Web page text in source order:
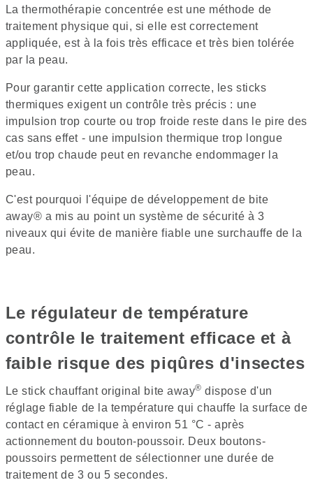
La thermothérapie concentrée est une méthode de
traitement physique qui, si elle est correctement
appliquée, est à la fois très efficace et très bien tolérée
par la peau.
Pour garantir cette application correcte, les sticks
thermiques exigent un contrôle très précis : une
impulsion trop courte ou trop froide reste dans le pire des
cas sans effet - une impulsion thermique trop longue
et/ou trop chaude peut en revanche endommager la
peau.
C'est pourquoi l'équipe de développement de bite
away® a mis au point un système de sécurité à 3
niveaux qui évite de manière fiable une surchauffe de la
peau.
Le régulateur de température
contrôle le traitement efficace et à
faible risque des piqûres d'insectes
Le stick chauffant original bite away® dispose d'un
réglage fiable de la température qui chauffe la surface de
contact en céramique à environ 51 °C - après
actionnement du bouton-poussoir. Deux boutons-
poussoirs permettent de sélectionner une durée de
traitement de 3 ou 5 secondes.